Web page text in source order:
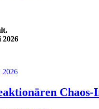
2026
2026
Chaos-